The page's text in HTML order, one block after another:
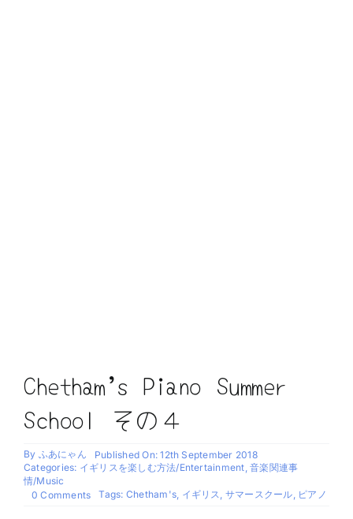
Chetham’s Piano Summer
School その４
By ふあにゃん
Published On: 12th September 2018
Categories: イギリスを楽しむ方法/Entertainment,音楽関連事
情/Music
0 CommentsonTags: Chetham's, イギリス, サマースクール, ピアノ